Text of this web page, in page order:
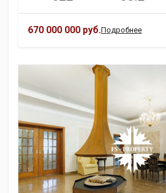
670 000 000 руб.Подробнее